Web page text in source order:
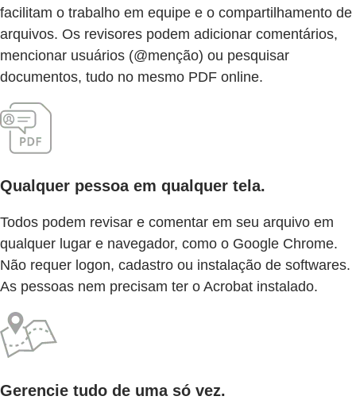
facilitam o trabalho em equipe e o compartilhamento de
arquivos. Os revisores podem adicionar comentários,
mencionar usuários (@menção) ou pesquisar
documentos, tudo no mesmo PDF online.
Qualquer pessoa em qualquer tela.
Todos podem revisar e comentar em seu arquivo em
qualquer lugar e navegador, como o Google Chrome.
Não requer logon, cadastro ou instalação de softwares.
As pessoas nem precisam ter o Acrobat instalado.
Gerencie tudo de uma só vez.